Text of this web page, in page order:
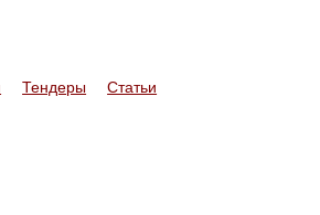
Тендеры
Статьи